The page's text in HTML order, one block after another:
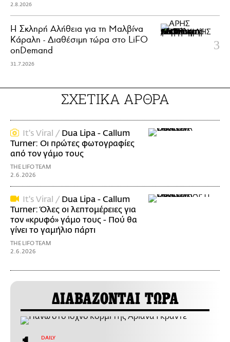
2.8.2026
Η Σκληρή Αλήθεια για τη Μαλβίνα
Κάραλη - Διαθέσιμη τώρα στo LiFO
onDemand
31.7.2026
ΣΧΕΤΙΚΑ ΑΡΘΡΑ
It's Viral / Dua Lipa - Callum
Turner: Οι πρώτες φωτογραφίες
από τον γάμο τους
THE LIFO TEAM
2.6.2026
It's Viral / Dua Lipa - Callum
Turner: Όλες οι λεπτομέρειες για
τον «κρυφό» γάμο τους - Πού θα
γίνει το γαμήλιο πάρτι
THE LIFO TEAM
2.6.2026
ΔΙΑΒΑΖΟΝΤΑΙ ΤΩΡΑ
DAILY